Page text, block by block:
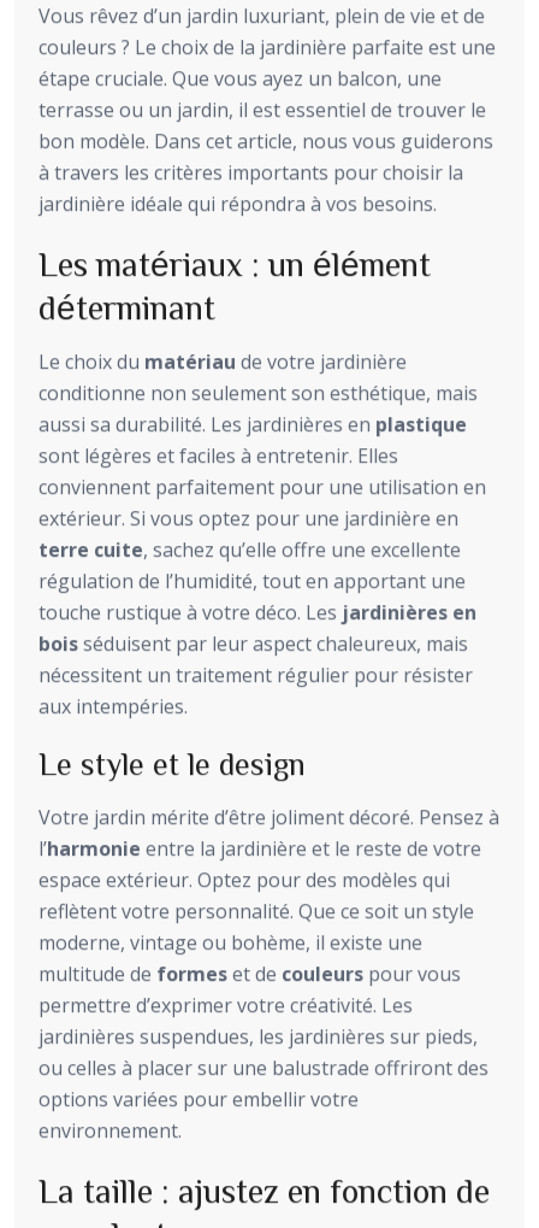
Vous rêvez d’un jardin luxuriant, plein de vie et de
couleurs ? Le choix de la jardinière parfaite est une
étape cruciale. Que vous ayez un balcon, une
terrasse ou un jardin, il est essentiel de trouver le
bon modèle. Dans cet article, nous vous guiderons
à travers les critères importants pour choisir la
jardinière idéale qui répondra à vos besoins.
Les matériaux : un élément
déterminant
Le choix du matériau de votre jardinière
conditionne non seulement son esthétique, mais
aussi sa durabilité. Les jardinières en plastique
sont légères et faciles à entretenir. Elles
conviennent parfaitement pour une utilisation en
extérieur. Si vous optez pour une jardinière en
terre cuite, sachez qu’elle offre une excellente
régulation de l’humidité, tout en apportant une
touche rustique à votre déco. Les jardinières en
boisséduisent par leur aspect chaleureux, mais
nécessitent un traitement régulier pour résister
aux intempéries.
Le style et le design
Votre jardin mérite d’être joliment décoré. Pensez à
l’harmonie entre la jardinière et le reste de votre
espace extérieur. Optez pour des modèles qui
reflètent votre personnalité. Que ce soit un style
moderne, vintage ou bohème, il existe une
multitude de formeset de couleurs pour vous
permettre d’exprimer votre créativité. Les
jardinières suspendues, les jardinières sur pieds,
ou celles à placer sur une balustrade offriront des
options variées pour embellir votre
environnement.
La taille : ajustez en fonction de